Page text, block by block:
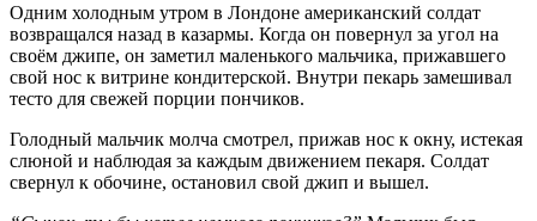
Одним холодным утром в Лондоне американский солдат
возвращался назад в казармы. Когда он повернул за угол на
своём джипе, он заметил маленького мальчика, прижавшего
свой нос к витрине кондитерской. Внутри пекарь замешивал
тесто для свежей порции пончиков.
Голодный мальчик молча смотрел, прижав нос к окну, истекая
слюной и наблюдая за каждым движением пекаря. Солдат
свернул к обочине, остановил свой джип и вышел.